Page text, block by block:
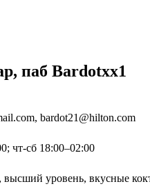
паб Bardotxx1
bardot21@hilton.com
чт-сб 18:00–02:00
высший уровень, вкусные